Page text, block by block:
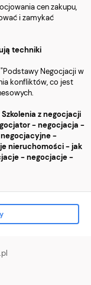
cen zakupu,
i zamykać
techniki
Negocjacji w
konfliktów, co jest
z negocjacji
- negocjacja -
-
nieruchomości - jak
- negocjacje -